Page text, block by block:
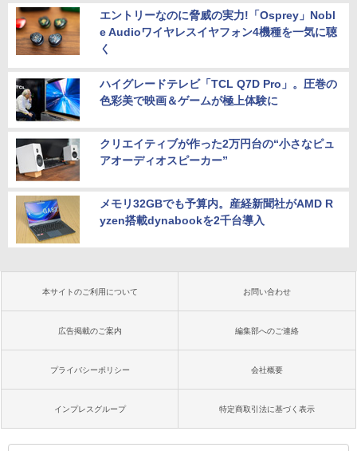
エントリーなのに脅威の実力!「Osprey」Nobl
e Audioワイヤレスイヤフォン4機種を一気に聴
く
ハイグレードテレビ「TCL Q7D Pro」。圧巻の
色彩美で映画＆ゲームが極上体験に
クリエイティブが作った2万円台の“小さなピュ
アオーディオスピーカー”
メモリ32GBでも予算内。産経新聞社がAMD R
yzen搭載dynabookを2千台導入
本サイトのご利用について お問い合わせ
広告掲載のご案内 編集部へのご連絡
プライバシーポリシー 会社概要
インプレスグループ 特定商取引法に基づく表示